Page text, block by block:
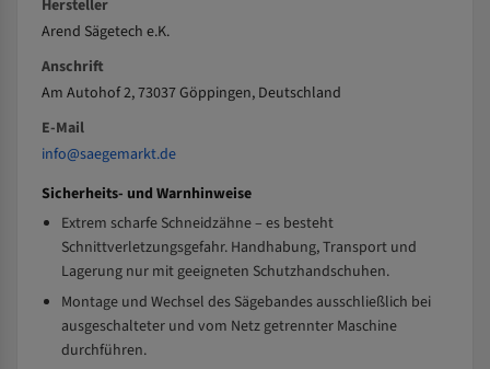
Hersteller
Arend Sägetech e.K.
Anschrift
Am Autohof 2, 73037 Göppingen, Deutschland
E-Mail
info@saegemarkt.de
Sicherheits- und Warnhinweise
Extrem scharfe Schneidzähne – es besteht
Schnittverletzungsgefahr. Handhabung, Transport und
Lagerung nur mit geeigneten Schutzhandschuhen.
Montage und Wechsel des Sägebandes ausschließlich bei
ausgeschalteter und vom Netz getrennter Maschine
durchführen.